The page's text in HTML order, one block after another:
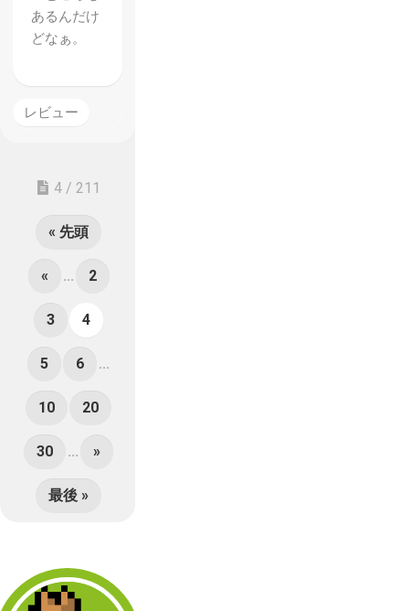
あるんだけ
どなぁ。
レビュー
4 / 211
« 先頭
« ... 2
3 4
5 6 ...
10 20
30 ... »
最後 »